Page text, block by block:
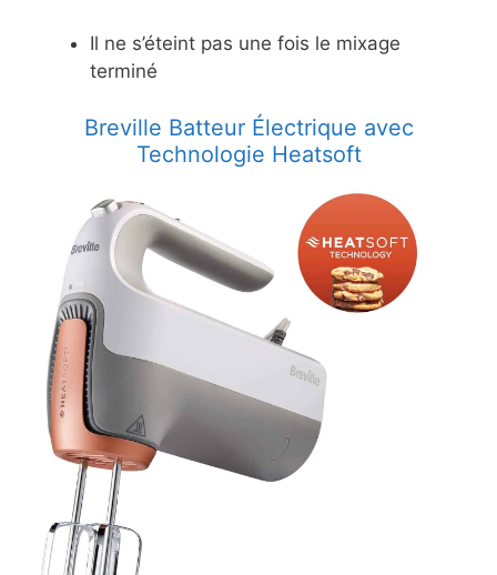
Il ne s’éteint pas une fois le mixage
terminé
Breville Batteur Électrique avec
Technologie Heatsoft